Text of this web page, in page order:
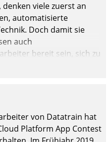
viele zuerst an
automatisierte
Doch damit sie
auch
bereit sein, sich zu
sonst werden sie an ihr
von Datatrain hat
Platform App Contest